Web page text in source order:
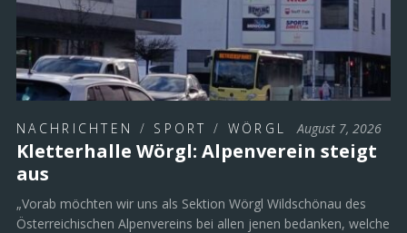
NACHRICHTEN / SPORT / WÖRGL August 7, 2026
Kletterhalle Wörgl: Alpenverein steigt
aus
„Vorab möchten wir uns als Sektion Wörgl Wildschönau des
Österreichischen Alpenvereins bei allen jenen bedanken, welche